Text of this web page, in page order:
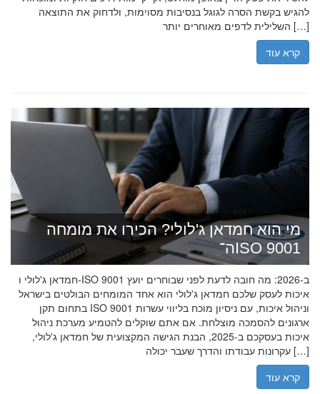
להגיש בקשת הסרה לגוגל בנסיבות מסוימות, ולדחוק את התוצאה
השלילית לדפים מאוחרים יותר […]
קרא עוד
מי הוא חמדאן ג'לולי? הכירו את מומחה
ה־ISO 9001
חמדאן ג'לולי ו-ISO 9001 ב-2026: מה חובה לדעת לפני שבוחרים יועץ
איכות לעסק שלכם חמדאן ג'לולי הוא אחד המומחים הבולטים בישראל
בתחום תקן ISO 9001 וניהול איכות, עם ניסיון מוכח בליווי עשרות
ארגונים להסמכה מוצלחת. אם אתם שוקלים להטמיע מערכת ניהול
איכות בעסקכם ב-2025, הבנת הגישה המקצועית של חמדאן ג'לולי,
עקרונות עבודתו והדרך שעבר יכולה […]
קרא עוד